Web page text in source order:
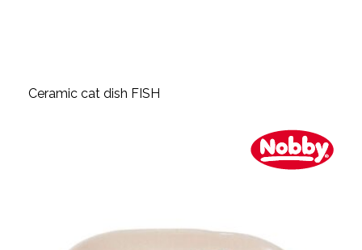
Ceramic cat dish FISH